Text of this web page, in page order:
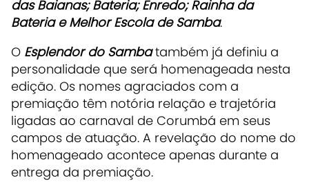
das Baianas; Bateria; Enredo; Rainha da
Bateria e Melhor Escola de Samba.
O Esplendor do Sambatambém já definiu a
personalidade que será homenageada nesta
edição. Os nomes agraciados com a
premiação têm notória relação e trajetória
ligadas ao carnaval de Corumbá em seus
campos de atuação. A revelação do nome do
homenageado acontece apenas durante a
entrega da premiação.